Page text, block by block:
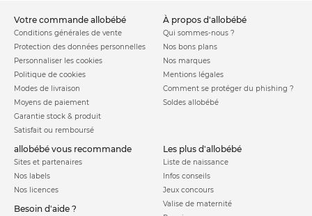
votre commande allobébé
Conditions générales de vente
Protection des données personnelles
Personnaliser les cookies
Politique de cookies
Modes de livraison
Moyens de paiement
Garantie stock & produit
Satisfait ou remboursé
à propos d'allobébé
Qui sommes-nous ?
Nos bons plans
Nos marques
Mentions légales
Comment se protéger du phishing ?
Soldes allobébé
allobébé vous recommande
Sites et partenaires
Nos labels
Nos licences
Besoin d'aide ?
les plus d'allobébé
Liste de naissance
Infos conseils
Jeux concours
Valise de maternité